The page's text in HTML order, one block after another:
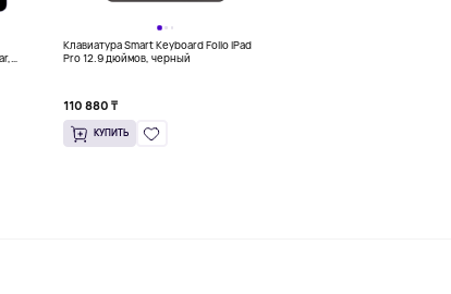
Клавиатура Smart Keyboard Folio iPad
Pro 12.9 дюймов, черный
110 880 ₸
КУПИТЬ